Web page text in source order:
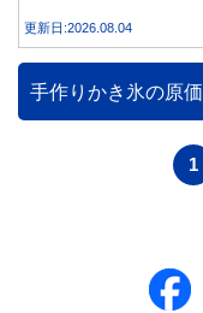
更新日:2026.08.04
手作りかき氷の原価
1